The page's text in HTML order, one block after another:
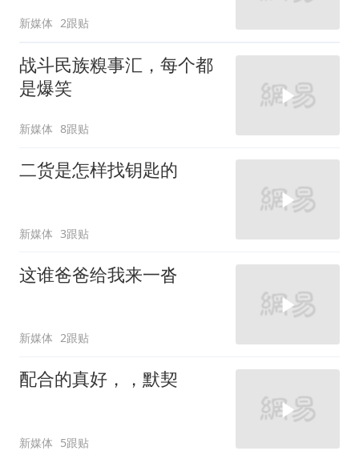
新媒体 2跟贴
战斗民族糗事汇，每个都
是爆笑
新媒体 8跟贴
二货是怎样找钥匙的
新媒体 3跟贴
这谁爸爸给我来一沓
新媒体 2跟贴
配合的真好，，默契
新媒体 5跟贴